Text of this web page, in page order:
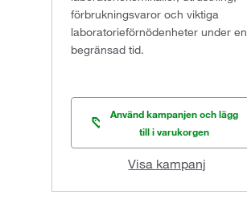
förbrukningsvaror och viktiga
laboratorieförnödenheter under en
begränsad tid.
Använd kampanjen och lägg
till i varukorgen
Visa kampanj